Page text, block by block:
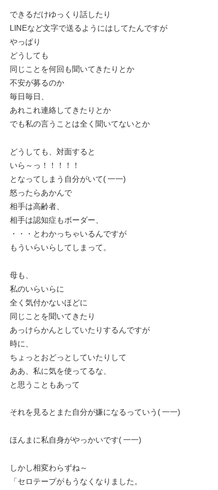
できるだけゆっくり話したり
LINEなど文字で送るようにはしてたんですが
やっぱり
どうしても
同じことを何回も聞いてきたりとか
不安が募るのか
毎日毎日、
あれこれ連絡してきたりとか
でも私の言うことは全く聞いてないとか
どうしても、対面すると
いら～っ！！！！！
となってしまう自分がいて( 一一)
怒ったらあかんで
相手は高齢者、
相手は認知症もボーダー、
・・・とわかっちゃいるんですが
もういらいらしてしまって。
母も、
私のいらいらに
全く気付かないほどに
同じことを聞いてきたり
あっけらかんとしていたりするんですが
時に、
ちょっとおどっとしていたりして
ああ、私に気を使ってるな、
と思うこともあって
それを見るとまた自分が嫌になるっていう( 一一)
ほんまに私自身がやっかいです( 一一)
しかし相変わらずね～
「セロテープがもうなくなりました。